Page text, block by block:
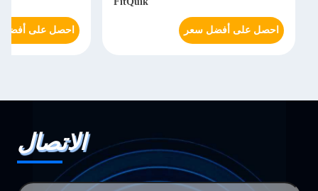
احصل على أفضل سعر احصل على
الاتصال